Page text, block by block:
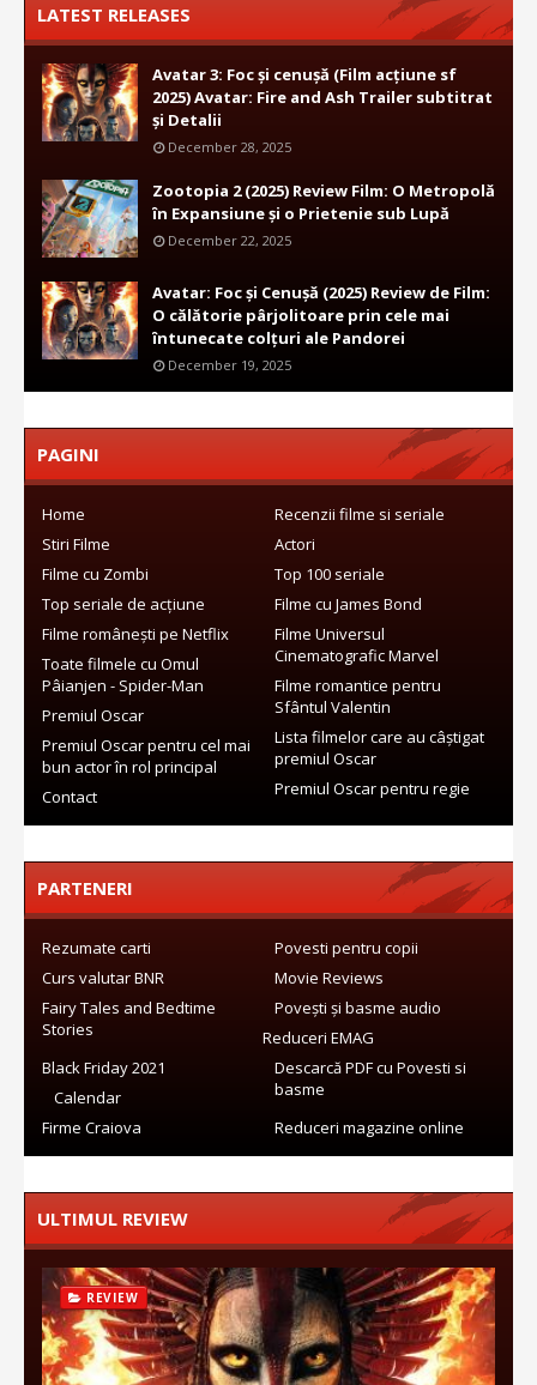
LATEST RELEASES
Avatar 3: Foc și cenușă (Film acțiune sf
2025) Avatar: Fire and Ash Trailer subtitrat
și Detalii
December 28, 2025
Zootopia 2 (2025) Review Film: O Metropolă
în Expansiune și o Prietenie sub Lupă
December 22, 2025
Avatar: Foc și Cenușă (2025) Review de Film:
O călătorie pârjolitoare prin cele mai
întunecate colțuri ale Pandorei
December 19, 2025
PAGINI
Home
Recenzii filme si seriale
Stiri Filme
Actori
Filme cu Zombi
Top 100 seriale
Top seriale de acțiune
Filme cu James Bond
Filme românești pe Netflix
Filme Universul
Cinematografic Marvel
Toate filmele cu Omul
Pâianjen - Spider-Man
Filme romantice pentru
Sfântul Valentin
Premiul Oscar
Lista filmelor care au câștigat
premiul Oscar
Premiul Oscar pentru cel mai
bun actor în rol principal
Premiul Oscar pentru regie
Contact
PARTENERI
Rezumate carti
Povesti pentru copii
Curs valutar BNR
Movie Reviews
Fairy Tales and Bedtime
Stories
Povești și basme audio
Reduceri EMAG
Descarcă PDF cu Povesti si
basme
Black Friday 2021
Calendar
Firme Craiova
Reduceri magazine online
ULTIMUL REVIEW
REVIEW